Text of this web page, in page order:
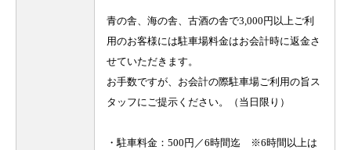
青の舎、海の舎、古酒の舎で3,000円以上ご利
用のお客様には駐車場料金はお会計時に返金さ
せていただきます。
お手数ですが、お会計の際駐車場ご利用の旨ス
タッフにご提示ください。（当日限り）
・駐車料金：500円／6時間迄 ※6時間以上は